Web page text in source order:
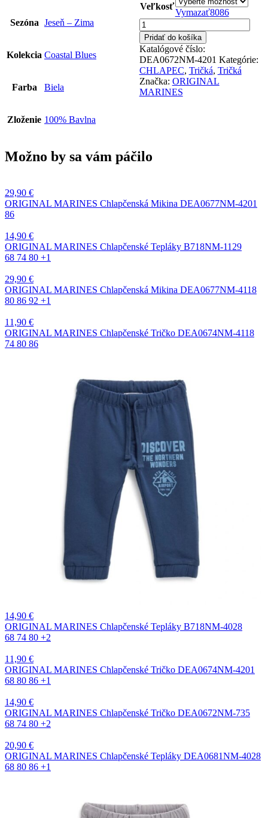
Veľkosť
Vymazať8086
množstvo
ORIGINAL
MARINES
Chlapčenské
Tričko
DEA0672NM-
4201
Pridať do košíka
Katalógové číslo:
DEA0672NM-4201 Kategórie:
CHLAPEC, Tričká, Tričká
Značka: ORIGINAL
MARINES
Sezóna Jeseň – Zima
Kolekcia Coastal Blues
Farba Biela
Zloženie 100% Bavlna
Možno by sa vám páčilo
29,90 €
ORIGINAL MARINES Chlapčenská Mikina DEA0677NM-4201
86
14,90 €
ORIGINAL MARINES Chlapčenské Tepláky B718NM-1129
68 74 80 +1
29,90 €
ORIGINAL MARINES Chlapčenská Mikina DEA0677NM-4118
80 86 92 +1
11,90 €
ORIGINAL MARINES Chlapčenské Tričko DEA0674NM-4118
74 80 86
14,90 €
ORIGINAL MARINES Chlapčenské Tepláky B718NM-4028
68 74 80 +2
11,90 €
ORIGINAL MARINES Chlapčenské Tričko DEA0674NM-4201
68 80 86 +1
14,90 €
ORIGINAL MARINES Chlapčenské Tričko DEA0672NM-735
68 74 80 +2
20,90 €
ORIGINAL MARINES Chlapčenské Tepláky DEA0681NM-4028
68 80 86 +1